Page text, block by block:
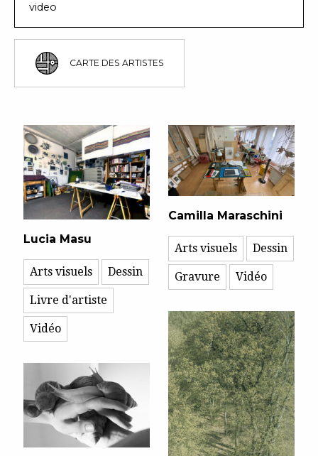
CARTE DES ARTISTES
Lucia Masu
Arts visuels Dessin
Livre d'artiste
Vidéo
Camilla Maraschini
Arts visuels Dessin
Gravure Vidéo